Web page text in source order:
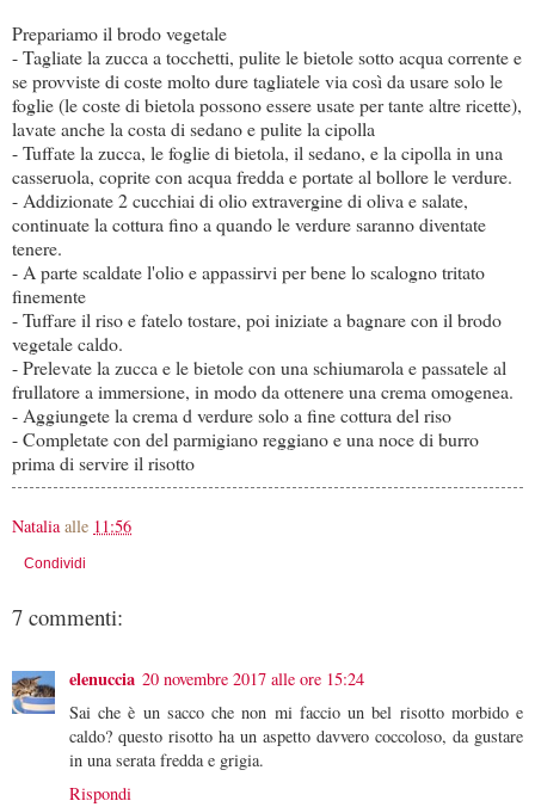
Prepariamo il brodo vegetale
- Tagliate la zucca a tocchetti, pulite le bietole sotto acqua corrente e
se provviste di coste molto dure tagliatele via così da usare solo le
foglie (le coste di bietola possono essere usate per tante altre ricette),
lavate anche la costa di sedano e pulite la cipolla
- Tuffate la zucca, le foglie di bietola, il sedano, e la cipolla in una
casseruola, coprite con acqua fredda e portate al bollore le verdure.
- Addizionate 2 cucchiai di olio extravergine di oliva e salate,
continuate la cottura fino a quando le verdure saranno diventate
tenere.
- A parte scaldate l'olio e appassirvi per bene lo scalogno tritato
finemente
- Tuffare il riso e fatelo tostare, poi iniziate a bagnare con il brodo
vegetale caldo.
- Prelevate la zucca e le bietole con una schiumarola e passatele al
frullatore a immersione, in modo da ottenere una crema omogenea.
- Aggiungete la crema d verdure solo a fine cottura del riso
- Completate con del parmigiano reggiano e una noce di burro
prima di servire il risotto
Natalia alle 11:56
Condividi
7 commenti:
elenuccia 20 novembre 2017 alle ore 15:24
Sai che è un sacco che non mi faccio un bel risotto morbido e
caldo? questo risotto ha un aspetto davvero coccoloso, da gustare
in una serata fredda e grigia.
Rispondi